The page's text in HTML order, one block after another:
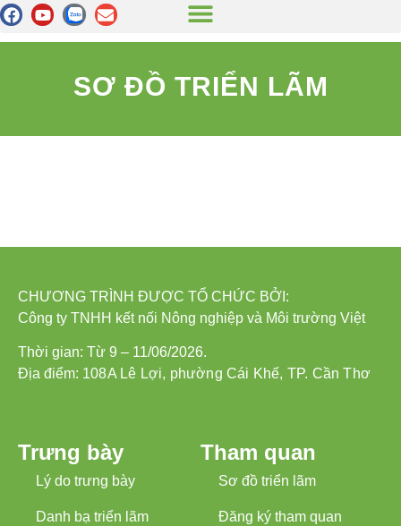
SƠ ĐỒ TRIỂN LÃM
CHƯƠNG TRÌNH ĐƯỢC TỔ CHỨC BỞI:
Công ty TNHH kết nối Nông nghiệp và Môi trường Việt
Thời gian: Từ 9 – 11/06/2026.
Địa điểm: 108A Lê Lợi, phường Cái Khế, TP. Cần Thơ
Trưng bày
Lý do trưng bày
Danh bạ triển lãm
Tham quan
Sơ đồ triển lãm
Đăng ký tham quan